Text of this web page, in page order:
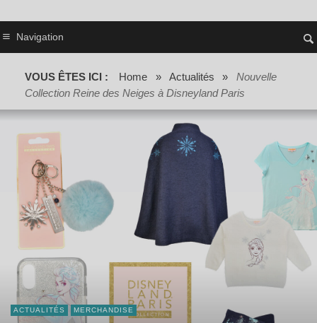
Navigation
VOUS ÊTES ICI : Home » Actualités »
Nouvelle
Collection Reine des Neiges à Disneyland Paris
ACTUALITÉS MERCHANDISE